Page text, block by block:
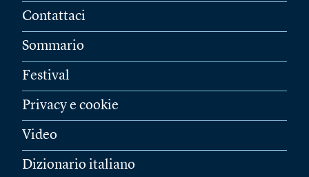
Contattaci
Sommario
Festival
Privacy e cookie
Video
Dizionario italiano